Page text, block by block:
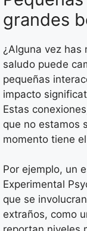
grandes
¿Alguna vez has
saludo puede
pequeñas
impacto
Estas
que no estamos
momento tiene
Por ejemplo, un
Experimental
que se
extraños, como